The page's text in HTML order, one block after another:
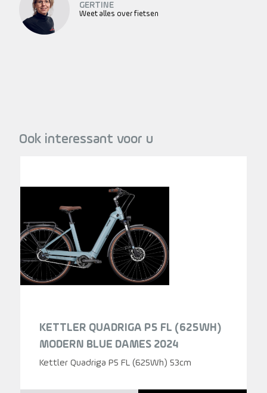
GERTINE
Weet alles over fietsen
Ook interessant voor u
KETTLER QUADRIGA P5 FL (625WH)
MODERN BLUE DAMES 2024
Kettler Quadriga P5 FL (625Wh) 53cm